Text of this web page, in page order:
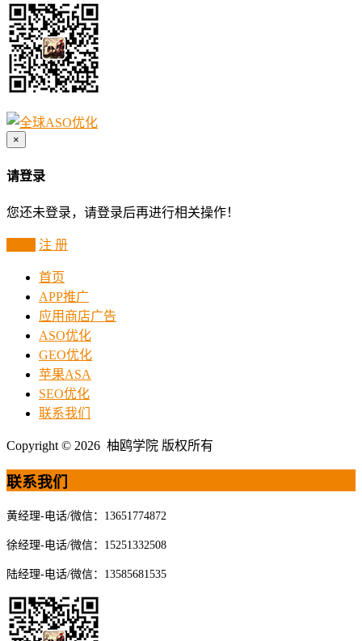
×
请登录
您还未登录，请登录后再进行相关操作！
注 册
首页
APP推广
应用商店广告
ASO优化
GEO优化
苹果ASA
SEO优化
联系我们
Copyright © 2026 柚鸥学院 版权所有
联系我们
黄经理-电话/微信：13651774872
徐经理-电话/微信：15251332508
陆经理-电话/微信：13585681535